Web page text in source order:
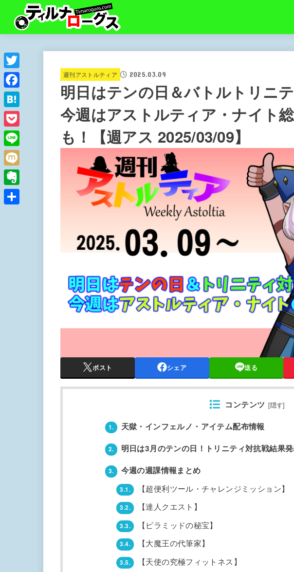
週刊アストルティア 2025.03.09
明日はテンの日＆バトルトリニ
今週はアストルティア・ナイト
も！【週アス 2025/03/09】
ポスト シェア 送る
コンテンツ [隠す]
1. 天獄・インフェルノ・アイテム配布情報
2. 明日は3月のテンの日！トリニティ対抗戦結果発
3. 今週の週課情報まとめ
3.1. 【超便利ツール・チャレンジミッション】
3.2. 【達人クエスト】
3.3. 【ピラミッドの秘宝】
3.4. 【大魔王の代筆家】
3.5. 【天使の究極フィットネス】
Twitter
Facebook
Hatena
Pocket
Line
Mixi
Evernote